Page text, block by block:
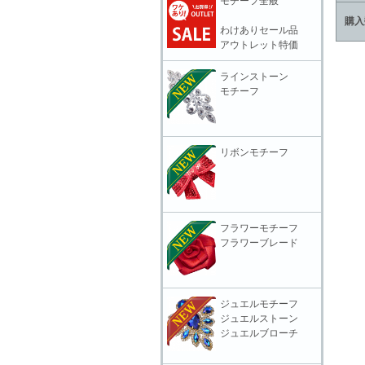
購
わけありセール品
アウトレット特価
ラインストーン
モチーフ
リボンモチーフ
フラワーモチーフ
フラワーブレード
ジュエルモチーフ
ジュエルストーン
ジュエルブローチ